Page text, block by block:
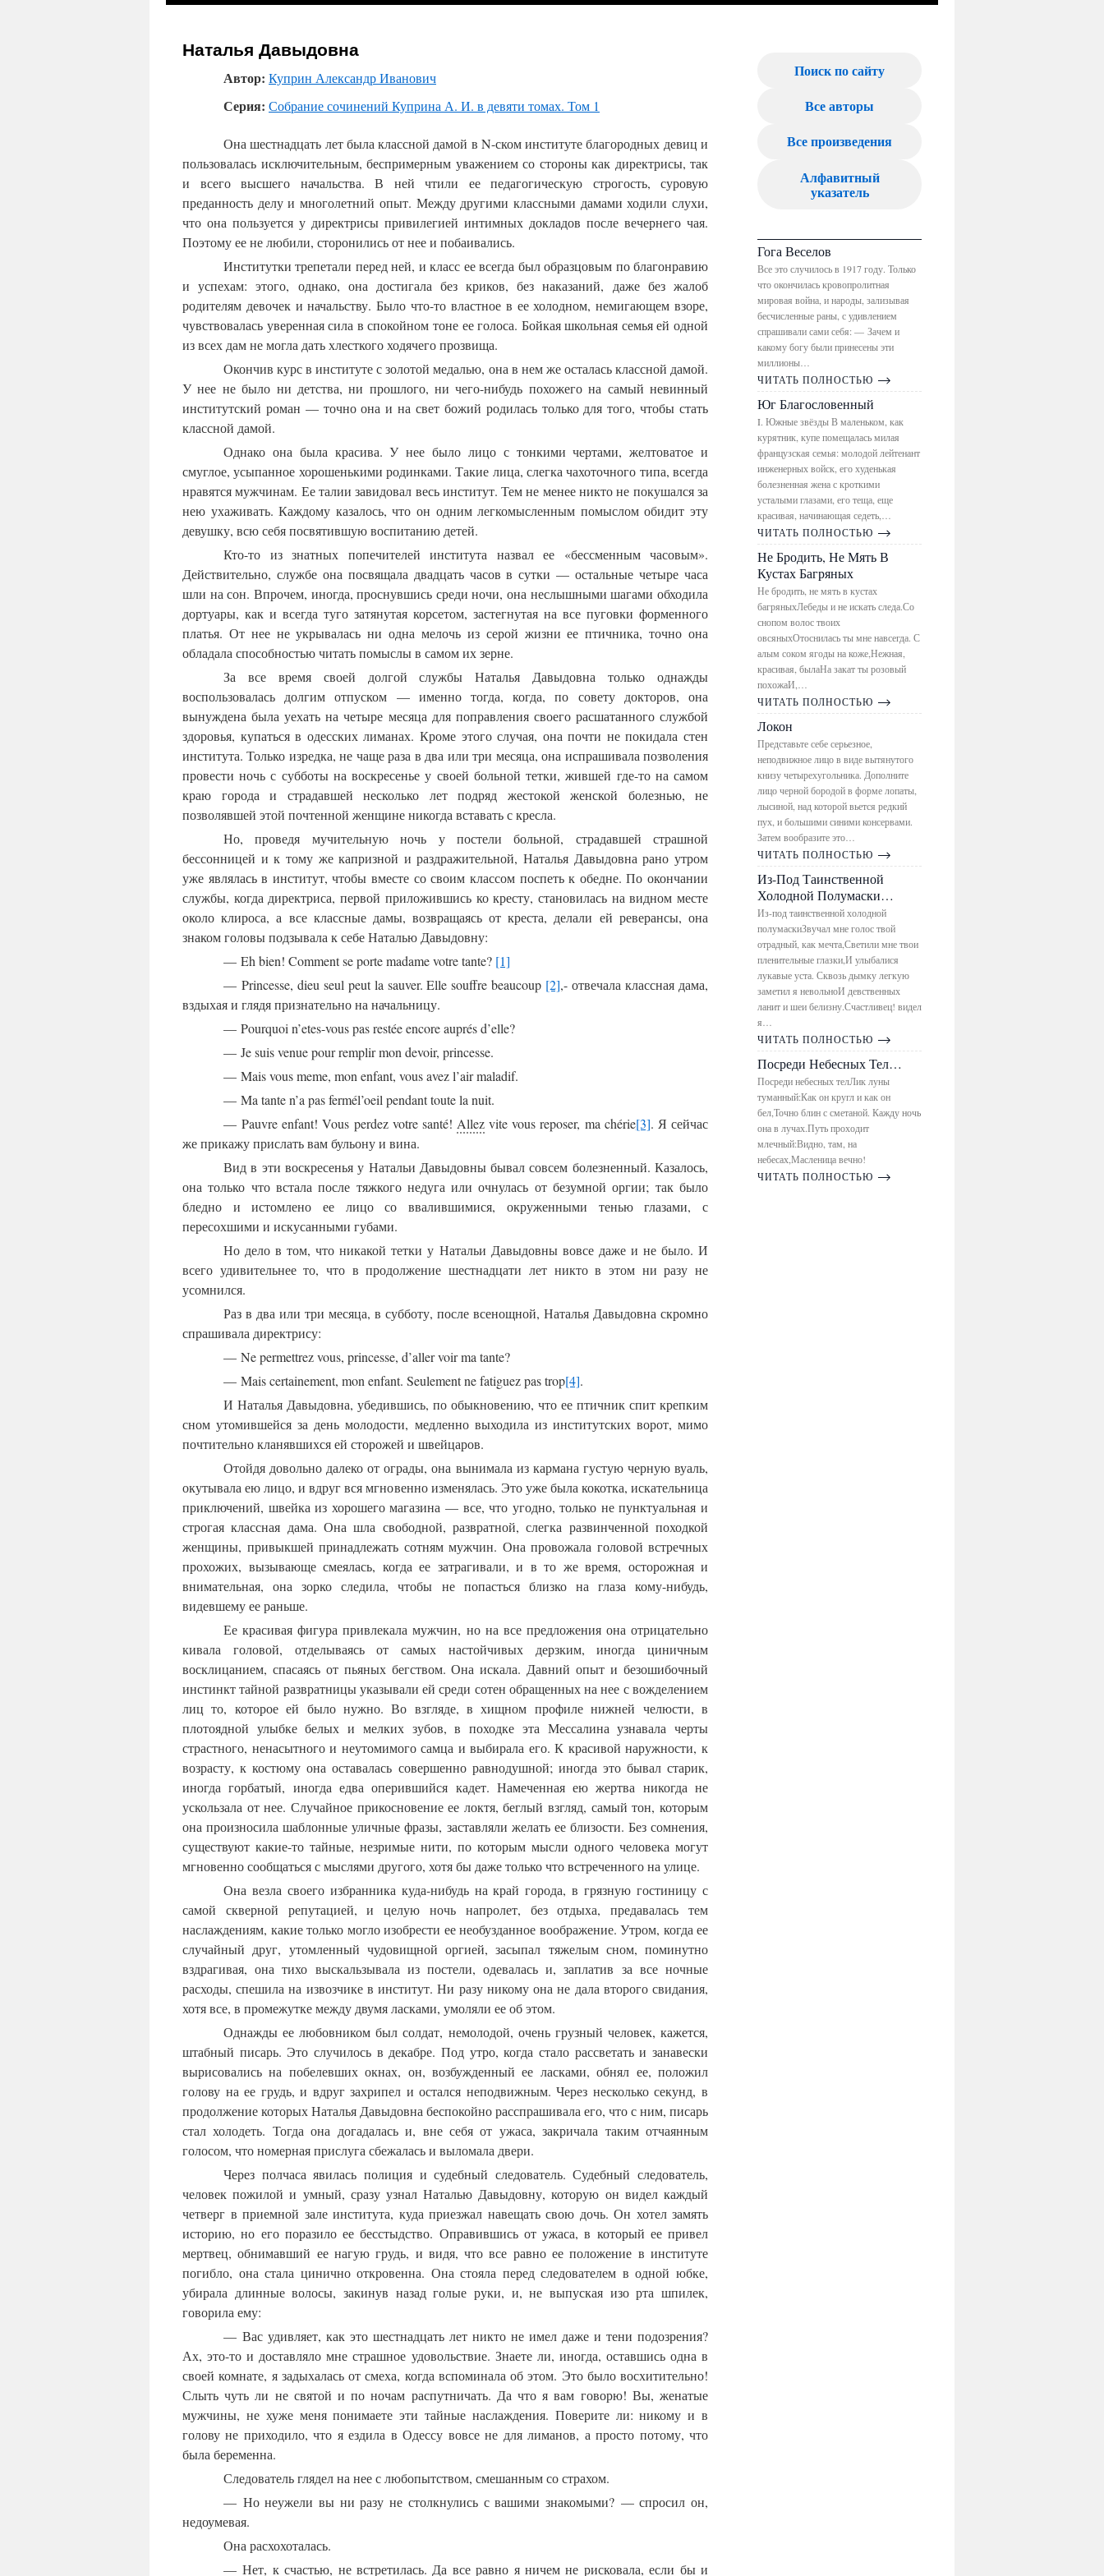
содержимому
Наталья Давыдовна
Автор: Куприн Александр Иванович
Серия: Собрание сочинений Куприна А. И. в девяти томах. Том 1
Она шестнадцать лет была классной дамой в N-ском институте благородных девиц и
пользовалась исключительным, беспримерным уважением со стороны как директрисы, так
и всего высшего начальства. В ней чтили ее педагогическую строгость, суровую
преданность делу и многолетний опыт. Между другими классными дамами ходили слухи,
что она пользуется у директрисы привилегией интимных докладов после вечернего чая.
Поэтому ее не любили, сторонились от нее и побаивались.
Институтки трепетали перед ней, и класс ее всегда был образцовым по благонравию
и успехам: этого, однако, она достигала без криков, без наказаний, даже без жалоб
родителям девочек и начальству. Было что-то властное в ее холодном, немигающем взоре,
чувствовалась уверенная сила в спокойном тоне ее голоса. Бойкая школьная семья ей одной
из всех дам не могла дать хлесткого ходячего прозвища.
Окончив курс в институте с золотой медалью, она в нем же осталась классной дамой.
У нее не было ни детства, ни прошлого, ни чего-нибудь похожего на самый невинный
институтский роман — точно она и на свет божий родилась только для того, чтобы стать
классной дамой.
Однако она была красива. У нее было лицо с тонкими чертами, желтоватое и
смуглое, усыпанное хорошенькими родинками. Такие лица, слегка чахоточного типа, всегда
нравятся мужчинам. Ее талии завидовал весь институт. Тем не менее никто не покушался за
нею ухаживать. Каждому казалось, что он одним легкомысленным помыслом обидит эту
девушку, всю себя посвятившую воспитанию детей.
Кто-то из знатных попечителей института назвал ее «бессменным часовым».
Действительно, службе она посвящала двадцать часов в сутки — остальные четыре часа
шли на сон. Впрочем, иногда, проснувшись среди ночи, она неслышными шагами обходила
дортуары, как и всегда туго затянутая корсетом, застегнутая на все пуговки форменного
платья. От нее не укрывалась ни одна мелочь из серой жизни ее птичника, точно она
обладала способностью читать помыслы в самом их зерне.
За все время своей долгой службы Наталья Давыдовна только однажды
воспользовалась долгим отпуском — именно тогда, когда, по совету докторов, она
вынуждена была уехать на четыре месяца для поправления своего расшатанного службой
здоровья, купаться в одесских лиманах. Кроме этого случая, она почти не покидала стен
института. Только изредка, не чаще раза в два или три месяца, она испрашивала позволения
провести ночь с субботы на воскресенье у своей больной тетки, жившей где-то на самом
краю города и страдавшей несколько лет подряд жестокой женской болезнью, не
позволявшей этой почтенной женщине никогда вставать с кресла.
Но, проведя мучительную ночь у постели больной, страдавшей страшной
бессонницей и к тому же капризной и раздражительной, Наталья Давыдовна рано утром
уже являлась в институт, чтобы вместе со своим классом поспеть к обедне. По окончании
службы, когда директриса, первой приложившись ко кресту, становилась на видном месте
около клироса, а все классные дамы, возвращаясь от креста, делали ей реверансы, она
знаком головы подзывала к себе Наталью Давыдовну:
— Eh bien! Comment se porte madame votre tante? [1]
— Princesse, dieu seul peut la sauver. Elle souffre beaucoup [2],- отвечала классная дама,
вздыхая и глядя признательно на начальницу.
— Pourquoi n’etes-vous pas restée encore auprés d’elle?
— Je suis venue pour remplir mon devoir, princesse.
— Mais vous meme, mon enfant, vous avez l’air maladif.
— Ma tante n’a pas fermél’oeil pendant toute la nuit.
— Pauvre enfant! Vous perdez votre santé! Allez vite vous reposer, ma chérie[3]. Я сейчас
же прикажу прислать вам бульону и вина.
Вид в эти воскресенья у Натальи Давыдовны бывал совсем болезненный. Казалось,
она только что встала после тяжкого недуга или очнулась от безумной оргии; так было
бледно и истомлено ее лицо со ввалившимися, окруженными тенью глазами, с
пересохшими и искусанными губами.
Но дело в том, что никакой тетки у Натальи Давыдовны вовсе даже и не было. И
всего удивительнее то, что в продолжение шестнадцати лет никто в этом ни разу не
усомнился.
Раз в два или три месяца, в субботу, после всенощной, Наталья Давыдовна скромно
спрашивала директрису:
— Ne permettrez vous, princesse, d’aller voir ma tante?
— Mais certainement, mon enfant. Seulement ne fatiguez pas trop[4].
И Наталья Давыдовна, убедившись, по обыкновению, что ее птичник спит крепким
сном утомившейся за день молодости, медленно выходила из институтских ворот, мимо
почтительно кланявшихся ей сторожей и швейцаров.
Отойдя довольно далеко от ограды, она вынимала из кармана густую черную вуаль,
окутывала ею лицо, и вдруг вся мгновенно изменялась. Это уже была кокотка, искательница
приключений, швейка из хорошего магазина — все, что угодно, только не пунктуальная и
строгая классная дама. Она шла свободной, развратной, слегка развинченной походкой
женщины, привыкшей принадлежать сотням мужчин. Она провожала головой встречных
прохожих, вызывающе смеялась, когда ее затрагивали, и в то же время, осторожная и
внимательная, она зорко следила, чтобы не попасться близко на глаза кому-нибудь,
видевшему ее раньше.
Ее красивая фигура привлекала мужчин, но на все предложения она отрицательно
кивала головой, отделываясь от самых настойчивых дерзким, иногда циничным
восклицанием, спасаясь от пьяных бегством. Она искала. Давний опыт и безошибочный
инстинкт тайной развратницы указывали ей среди сотен обращенных на нее с вожделением
лиц то, которое ей было нужно. Во взгляде, в хищном профиле нижней челюсти, в
плотоядной улыбке белых и мелких зубов, в походке эта Мессалина узнавала черты
страстного, ненасытного и неутомимого самца и выбирала его. К красивой наружности, к
возрасту, к костюму она оставалась совершенно равнодушной; иногда это бывал старик,
иногда горбатый, иногда едва оперившийся кадет. Намеченная ею жертва никогда не
ускользала от нее. Случайное прикосновение ее локтя, беглый взгляд, самый тон, которым
она произносила шаблонные уличные фразы, заставляли желать ее близости. Без сомнения,
существуют какие-то тайные, незримые нити, по которым мысли одного человека могут
мгновенно сообщаться с мыслями другого, хотя бы даже только что встреченного на улице.
Она везла своего избранника куда-нибудь на край города, в грязную гостиницу с
самой скверной репутацией, и целую ночь напролет, без отдыха, предавалась тем
наслаждениям, какие только могло изобрести ее необузданное воображение. Утром, когда ее
случайный друг, утомленный чудовищной оргией, засыпал тяжелым сном, поминутно
вздрагивая, она тихо выскальзывала из постели, одевалась и, заплатив за все ночные
расходы, спешила на извозчике в институт. Ни разу никому она не дала второго свидания,
хотя все, в промежутке между двумя ласками, умоляли ее об этом.
Однажды ее любовником был солдат, немолодой, очень грузный человек, кажется,
штабный писарь. Это случилось в декабре. Под утро, когда стало рассветать и занавески
вырисовались на побелевших окнах, он, возбужденный ее ласками, обнял ее, положил
голову на ее грудь, и вдруг захрипел и остался неподвижным. Через несколько секунд, в
продолжение которых Наталья Давыдовна беспокойно расспрашивала его, что с ним, писарь
стал холодеть. Тогда она догадалась и, вне себя от ужаса, закричала таким отчаянным
голосом, что номерная прислуга сбежалась и выломала двери.
Через полчаса явилась полиция и судебный следователь. Судебный следователь,
человек пожилой и умный, сразу узнал Наталью Давыдовну, которую он видел каждый
четверг в приемной зале института, куда приезжал навещать свою дочь. Он хотел замять
историю, но его поразило ее бесстыдство. Оправившись от ужаса, в который ее привел
мертвец, обнимавший ее нагую грудь, и видя, что все равно ее положение в институте
погибло, она стала цинично откровенна. Она стояла перед следователем в одной юбке,
убирала длинные волосы, закинув назад голые руки, и, не выпуская изо рта шпилек,
говорила ему:
— Вас удивляет, как это шестнадцать лет никто не имел даже и тени подозрения?
Ах, это-то и доставляло мне страшное удовольствие. Знаете ли, иногда, оставшись одна в
своей комнате, я задыхалась от смеха, когда вспоминала об этом. Это было восхитительно!
Слыть чуть ли не святой и по ночам распутничать. Да что я вам говорю! Вы, женатые
мужчины, не хуже меня понимаете эти тайные наслаждения. Поверите ли: никому и в
голову не приходило, что я ездила в Одессу вовсе не для лиманов, а просто потому, что
была беременна.
Следователь глядел на нее с любопытством, смешанным со страхом.
— Но неужели вы ни разу не столкнулись с вашими знакомыми? — спросил он,
недоумевая.
Она расхохоталась.
— Нет, к счастью, не встретилась. Да все равно я ничем не рисковала, если бы и
Поиск по сайту
Все авторы
Все произведения
Алфавитный
указатель
Гога Веселов
Все это случилось в 1917 году. Только
что окончилась кровопролитная
мировая война, и народы, зализывая
бесчисленные раны, с удивлением
спрашивали сами себя: — Зачем и
какому богу были принесены эти
миллионы…
ЧИТАТЬ ПОЛНОСТЬЮ
Юг Благословенный
I. Южные звёзды В маленьком, как
курятник, купе помещалась милая
французская семья: молодой лейтенант
инженерных войск, его худенькая
болезненная жена с кроткими
усталыми глазами, его теща, еще
красивая, начинающая седеть,…
ЧИТАТЬ ПОЛНОСТЬЮ
Не Бродить, Не Мять В
Кустах Багряных
Не бродить, не мять в кустах
багряныхЛебеды и не искать следа.Со
снопом волос твоих
овсяныхОтоснилась ты мне навсегда. С
алым соком ягоды на коже,Нежная,
красивая, былаНа закат ты розовый
похожаИ,…
ЧИТАТЬ ПОЛНОСТЬЮ
Локон
Представьте себе серьезное,
неподвижное лицо в виде вытянутого
книзу четырехугольника. Дополните
лицо черной бородой в форме лопаты,
лысиной, над которой вьется редкий
пух, и большими синими консервами.
Затем вообразите это…
ЧИТАТЬ ПОЛНОСТЬЮ
Из-Под Таинственной
Холодной Полумаски…
Из-под таинственной холодной
полумаскиЗвучал мне голос твой
отрадный, как мечта,Светили мне твои
пленительные глазки,И улыбалися
лукавые уста. Сквозь дымку легкую
заметил я невольноИ девственных
ланит и шеи белизну.Счастливец! видел
я…
ЧИТАТЬ ПОЛНОСТЬЮ
Посреди Небесных Тел…
Посреди небесных телЛик луны
туманный:Как он кругл и как он
бел,Точно блин с сметаной. Кажду ночь
она в лучах.Путь проходит
млечный:Видно, там, на
небесах,Масленица вечно!
ЧИТАТЬ ПОЛНОСТЬЮ